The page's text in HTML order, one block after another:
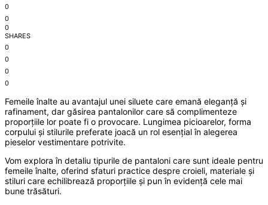
0
0
0
SHARES
0
0
0
0
Femeile înalte au avantajul unei siluete care emană eleganță și
rafinament, dar găsirea pantalonilor care să complimenteze
proporțiile lor poate fi o provocare. Lungimea picioarelor, forma
corpului și stilurile preferate joacă un rol esențial în alegerea
pieselor vestimentare potrivite.
Vom explora în detaliu tipurile de pantaloni care sunt ideale pentru
femeile înalte, oferind sfaturi practice despre croieli, materiale și
stiluri care echilibrează proporțiile și pun în evidență cele mai
bune trăsături.